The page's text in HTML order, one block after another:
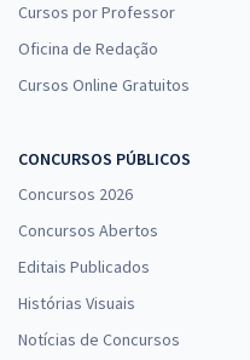
Cursos por Professor
Oficina de Redação
Cursos Online Gratuitos
CONCURSOS PÚBLICOS
Concursos 2026
Concursos Abertos
Editais Publicados
Histórias Visuais
Notícias de Concursos